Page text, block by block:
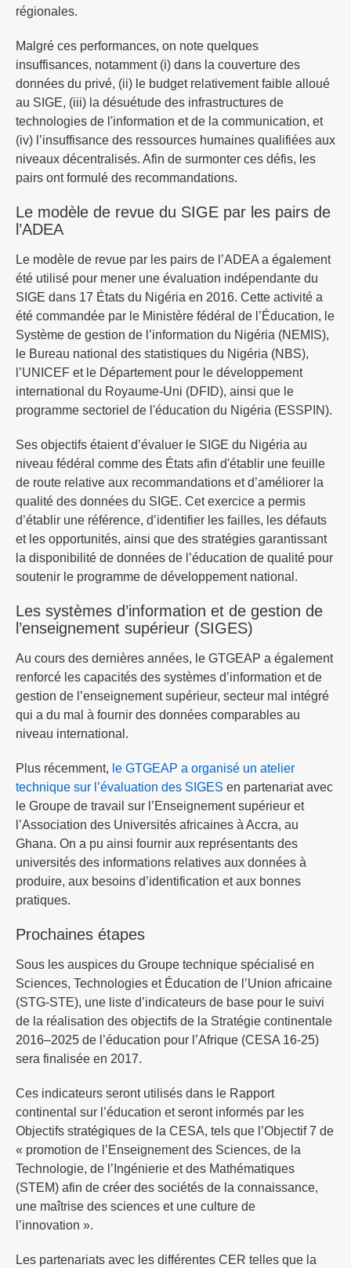
régionales.
Malgré ces performances, on note quelques
insuffisances, notamment (i) dans la couverture des
données du privé, (ii) le budget relativement faible alloué
au SIGE, (iii) la désuétude des infrastructures de
technologies de l'information et de la communication, et
(iv) l’insuffisance des ressources humaines qualifiées aux
niveaux décentralisés. Afin de surmonter ces défis, les
pairs ont formulé des recommandations.
Le modèle de revue du SIGE par les pairs de
l’ADEA
Le modèle de revue par les pairs de l’ADEA a également
été utilisé pour mener une évaluation indépendante du
SIGE dans 17 États du Nigéria en 2016. Cette activité a
été commandée par le Ministère fédéral de l’Éducation, le
Système de gestion de l’information du Nigéria (NEMIS),
le Bureau national des statistiques du Nigéria (NBS),
l’UNICEF et le Département pour le développement
international du Royaume-Uni (DFID), ainsi que le
programme sectoriel de l'éducation du Nigéria (ESSPIN).
Ses objectifs étaient d’évaluer le SIGE du Nigéria au
niveau fédéral comme des États afin d'établir une feuille
de route relative aux recommandations et d’améliorer la
qualité des données du SIGE. Cet exercice a permis
d’établir une référence, d’identifier les failles, les défauts
et les opportunités, ainsi que des stratégies garantissant
la disponibilité de données de l’éducation de qualité pour
soutenir le programme de développement national.
Les systèmes d’information et de gestion de
l’enseignement supérieur (SIGES)
Au cours des dernières années, le GTGEAP a également
renforcé les capacités des systèmes d’information et de
gestion de l’enseignement supérieur, secteur mal intégré
qui a du mal à fournir des données comparables au
niveau international.
Plus récemment, le GTGEAP a organisé un atelier
technique sur l’évaluation des SIGES en partenariat avec
le Groupe de travail sur l’Enseignement supérieur et
l’Association des Universités africaines à Accra, au
Ghana. On a pu ainsi fournir aux représentants des
universités des informations relatives aux données à
produire, aux besoins d’identification et aux bonnes
pratiques.
Prochaines étapes
Sous les auspices du Groupe technique spécialisé en
Sciences, Technologies et Éducation de l’Union africaine
(STG-STE), une liste d’indicateurs de base pour le suivi
de la réalisation des objectifs de la Stratégie continentale
2016–2025 de l’éducation pour l’Afrique (CESA 16-25)
sera finalisée en 2017.
Ces indicateurs seront utilisés dans le Rapport
continental sur l’éducation et seront informés par les
Objectifs stratégiques de la CESA, tels que l’Objectif 7 de
« promotion de l’Enseignement des Sciences, de la
Technologie, de l’Ingénierie et des Mathématiques
(STEM) afin de créer des sociétés de la connaissance,
une maîtrise des sciences et une culture de
l’innovation ».
Les partenariats avec les différentes CER telles que la